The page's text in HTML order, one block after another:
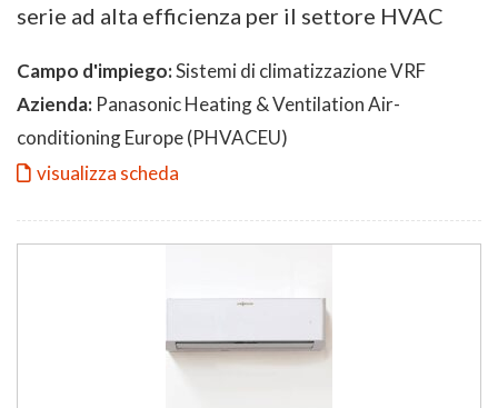
serie ad alta efficienza per il settore HVAC
Campo d'impiego:Sistemi di climatizzazione VRF
Azienda: Panasonic Heating & Ventilation Air-
conditioning Europe (PHVACEU)
visualizza scheda